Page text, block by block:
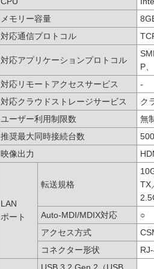
メモリー容量
対応通信プロトコル
対応アプリケーションプロトコル
P
対応リモートアクセスサービス
-
対応クラウドストレージサービス
ク
ユーザー利用制限数
無
推奨最大同時接続台数
映像出力
LAN
ポート
転送規格
TX
Auto-MDI/MDIX対応
○
アクセス方式
コネクター形状